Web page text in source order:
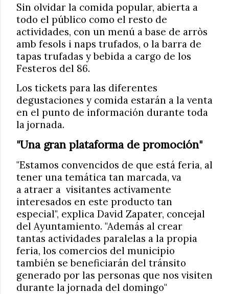
Sin olvidar la comida popular, abierta a
todo el público como el resto de
actividades, con un menú a base de arròs
amb fesols i naps trufados, o la barra de
tapas trufadas y bebida a cargo de los
Festeros del 86.
Los tickets para las diferentes
degustaciones y comida estarán a la venta
en el punto de información durante toda
la jornada.
"Una gran plataforma de promoción"
"Estamos convencidos de que está feria, al
tener una temática tan marcada, va
a atraer a visitantes activamente
interesados en este producto tan
especial", explica David Zapater, concejal
del Ayuntamiento. "Además al crear
tantas actividades paralelas a la propia
feria, los comercios del municipio
también se beneficiarán del tránsito
generado por las personas que nos visiten
durante la jornada del domingo"